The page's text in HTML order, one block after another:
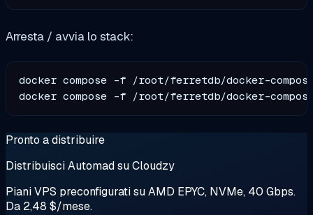
Arresta / avvia lo stack:
docker compose -f /root/ferretdb/docker-
Pronto a distribuire
Distribuisci Automad su Cloudzy
Piani VPS preconfigurati su AMD EPYC, NVMe, 40 Gbps.
Da 2,48 $/mese.